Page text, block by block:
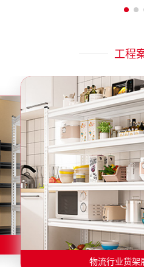
工程
物流行业货架展示案例六
物流行业货架展示案例五
物流行业货架